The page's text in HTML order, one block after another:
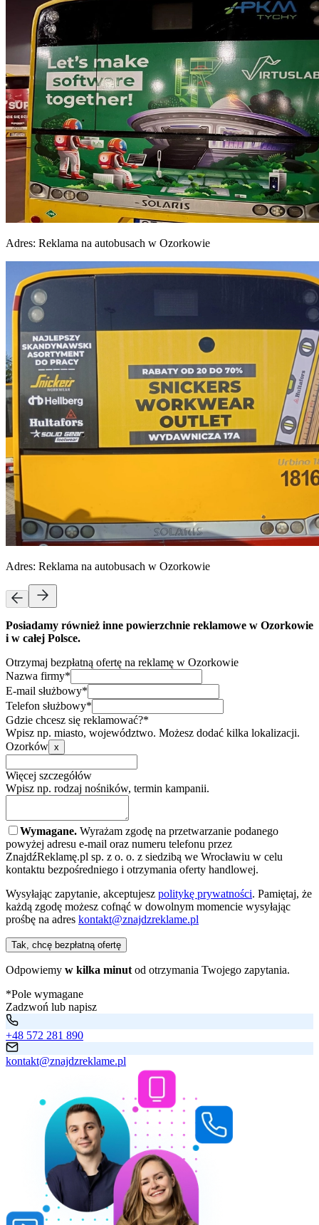
Adres: Reklama na autobusach w Ozorkowie
Adres: Reklama na autobusach w Ozorkowie
Posiadamy również inne powierzchnie reklamowe w Ozorkowie
i w całej Polsce.
Otrzymaj bezpłatną ofertę na reklamę w Ozorkowie
Nazwa firmy*
E-mail służbowy*
Telefon służbowy*
Gdzie chcesz się reklamować?*
Wpisz np. miasto, województwo. Możesz dodać kilka lokalizacji.
Ozorków x
Więcej szczegółów
Wpisz np. rodzaj nośników, termin kampanii.
Wymagane. Wyrażam zgodę na przetwarzanie podanego
powyżej adresu e-mail oraz numeru telefonu przez
ZnajdźReklamę.pl sp. z o. o. z siedzibą we Wrocławiu w celu
kontaktu bezpośredniego i otrzymania oferty handlowej.
Wysyłając zapytanie, akceptujesz politykę prywatności. Pamiętaj, że
każdą zgodę możesz cofnąć w dowolnym momencie wysyłając
prośbę na adres kontakt@znajdzreklame.pl
Tak, chcę bezpłatną ofertę
Odpowiemy w kilka minut od otrzymania Twojego zapytania.
*Pole wymagane
Zadzwoń lub napisz
+48 572 281 890
kontakt@znajdzreklame.pl